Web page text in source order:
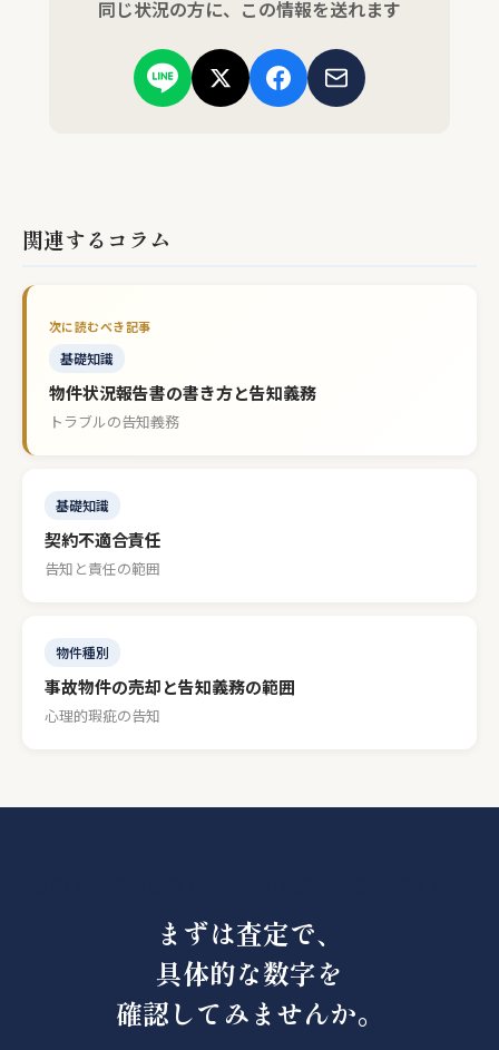
同じ状況の方に、この情報を送れます
関連するコラム
基礎知識
物件状況報告書の書き方と告知義務
トラブルの告知義務
基礎知識
契約不適合責任
告知と責任の範囲
物件種別
事故物件の売却と告知義務の範囲
心理的瑕疵の告知
まずは査定で、
具体的な数字を
確認してみませんか。